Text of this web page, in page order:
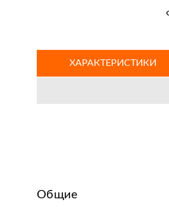
ХАРАКТЕРИСТИКИ
Общие